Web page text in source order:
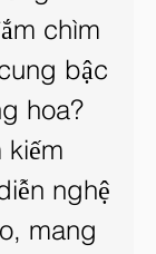
chìm
bậc
hoa?
kiếm
nghệ
mang